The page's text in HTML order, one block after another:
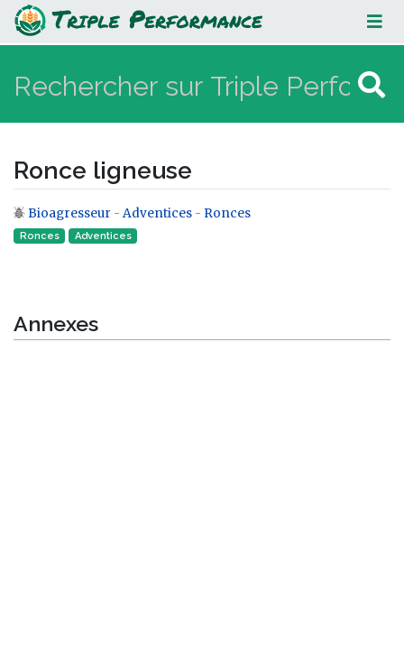
Ronce ligneuse
Ronce ligneuse
Aller à :navigation,rechercher
Bioagresseur - Adventices - Ronces
Ronces Adventices
Annexes